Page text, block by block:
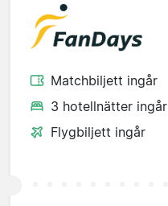
Matchbiljett ingår
3 hotellnätter ingår
Flygbiljett ingår